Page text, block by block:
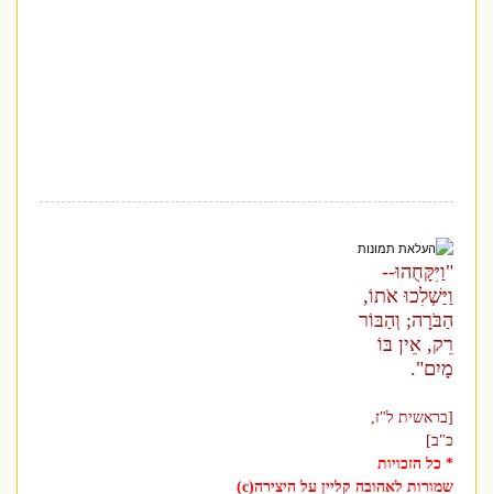
"וַיִּקָּחֻהוּ--
וַיַּשְׁלִכוּ אֹתוֹ,
הַבֹּרָה; וְהַבּוֹר
רֵק, אֵין בּוֹ
מָיִם".
[בראשית ל"ז,
כ"ב]
* כל הזכויות
שמורות לאהובה קליין על היצירה(c)